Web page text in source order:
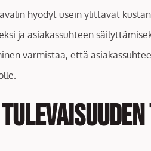
hyödyt usein ylittävät
ja asiakassuhteen
varmistaa, että